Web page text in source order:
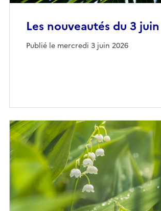
Les nouveautés du 3 juin
Publié le mercredi 3 juin 2026